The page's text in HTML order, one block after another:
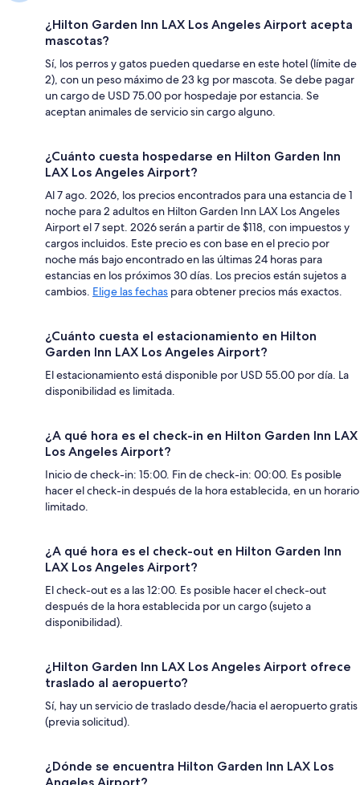
¿Hilton Garden Inn LAX Los Angeles Airport acepta
mascotas?
Sí, los perros y gatos pueden quedarse en este hotel (límite de
2), con un peso máximo de 23 kg por mascota. Se debe pagar
un cargo de USD 75.00 por hospedaje por estancia. Se
aceptan animales de servicio sin cargo alguno.
¿Cuánto cuesta hospedarse en Hilton Garden Inn
LAX Los Angeles Airport?
Al 7 ago. 2026, los precios encontrados para una estancia de 1
noche para 2 adultos en Hilton Garden Inn LAX Los Angeles
Airport el 7 sept. 2026 serán a partir de $118, con impuestos y
cargos incluidos. Este precio es con base en el precio por
noche más bajo encontrado en las últimas 24 horas para
estancias en los próximos 30 días. Los precios están sujetos a
cambios. Elige las fechas para obtener precios más exactos.
¿Cuánto cuesta el estacionamiento en Hilton
Garden Inn LAX Los Angeles Airport?
El estacionamiento está disponible por USD 55.00 por día. La
disponibilidad es limitada.
¿A qué hora es el check-in en Hilton Garden Inn LAX
Los Angeles Airport?
Inicio de check-in: 15:00. Fin de check-in: 00:00. Es posible
hacer el check-in después de la hora establecida, en un horario
limitado.
¿A qué hora es el check-out en Hilton Garden Inn
LAX Los Angeles Airport?
El check-out es a las 12:00. Es posible hacer el check-out
después de la hora establecida por un cargo (sujeto a
disponibilidad).
¿Hilton Garden Inn LAX Los Angeles Airport ofrece
traslado al aeropuerto?
Sí, hay un servicio de traslado desde/hacia el aeropuerto gratis
(previa solicitud).
¿Dónde se encuentra Hilton Garden Inn LAX Los
Angeles Airport?